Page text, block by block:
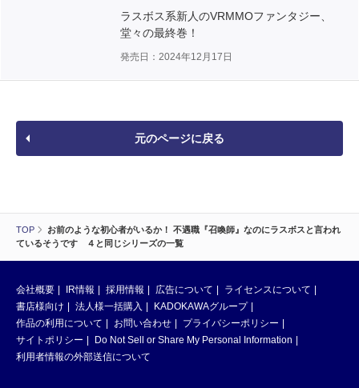
TOP
お前のような初心者がいるか！ 不遇職『召喚師』なのにラスボスと言われ
ているそうです ４と同じシリーズの一覧
ラスボス系新人のVRMMOファンタジー、
堂々の最終巻！
発売日：2024年12月17日
元のページに戻る
会社概要 IR情報 採用情報 広告について
ライセンスについて
書店様向け
法人様一括購入
KADOKAWAグループ
作品の利用について
お問い合わせ
プライバシーポリシー
サイトポリシー
Do Not Sell or Share My Personal Information
利用者情報の外部送信について